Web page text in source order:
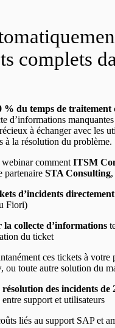
complets
% du temps de traitement
d’informations
à échanger avec les
à la résolution du problème.
comment ITSM
partenaire STA Consulting
d’incidents
Fiori)
la collecte d’informations
du ticket
ces tickets à
ou toute autre solution du
des incidents de
support et utilisateurs
liés au support SAP et